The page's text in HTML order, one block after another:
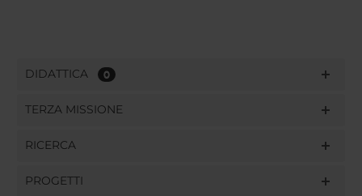
DIDATTICA 0
TERZA MISSIONE
RICERCA
PROGETTI